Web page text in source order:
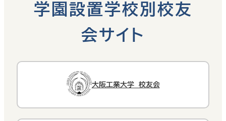
学園設置学校別校友
会サイト
大阪工業大学 校友会